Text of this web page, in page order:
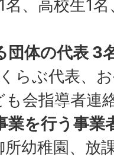
、高校生1
団体の代表 3
らぶ代表、
も会指導者連
を行う事業
幼稚園、放